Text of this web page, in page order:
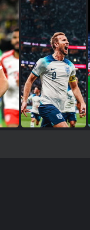
صور هاري كين